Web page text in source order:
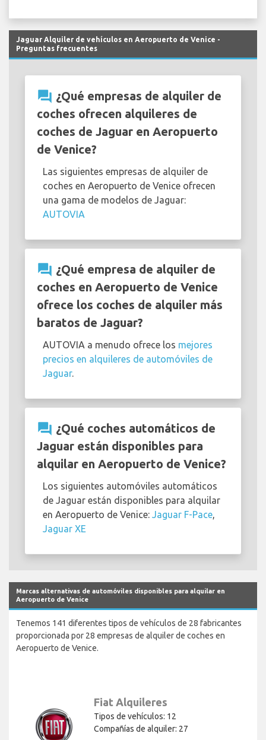
Jaguar Alquiler de vehículos en Aeropuerto de Venice -
Preguntas frecuentes
question_answer ¿Qué empresas de alquiler de
coches ofrecen alquileres de
coches de Jaguar en Aeropuerto
de Venice?
Las siguientes empresas de alquiler de
coches en Aeropuerto de Venice ofrecen
una gama de modelos de Jaguar:
AUTOVIA
question_answer ¿Qué empresa de alquiler de
coches en Aeropuerto de Venice
ofrece los coches de alquiler más
baratos de Jaguar?
AUTOVIA a menudo ofrece los mejores
precios en alquileres de automóviles de
Jaguar.
question_answer ¿Qué coches automáticos de
Jaguar están disponibles para
alquilar en Aeropuerto de Venice?
Los siguientes automóviles automáticos
de Jaguar están disponibles para alquilar
en Aeropuerto de Venice: Jaguar F-Pace
Jaguar XE
Marcas alternativas de automóviles disponibles para alquilar en
Aeropuerto de Venice
Tenemos 141 diferentes tipos de vehículos de 28 fabricantes
proporcionada por 28 empresas de alquiler de coches en
Aeropuerto de Venice.
Fiat Alquileres
Tipos de vehículos: 12
Compañías de alquiler: 27